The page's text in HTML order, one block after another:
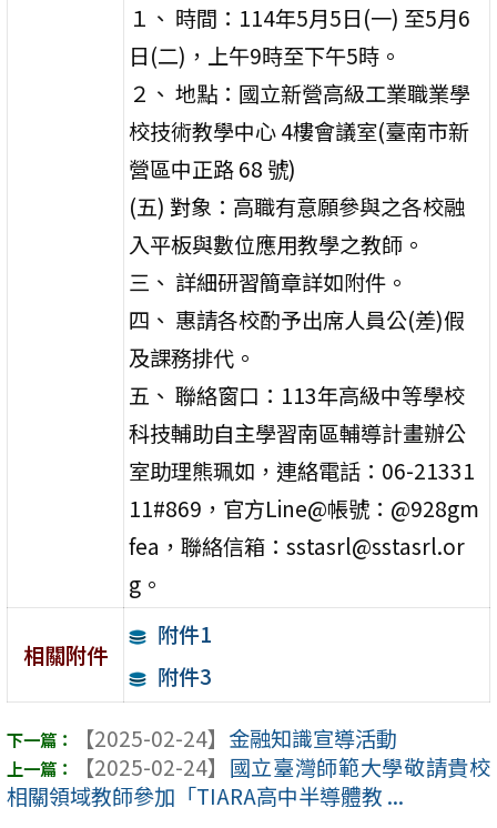
１、 時間：114年5月5日(一) 至5月6
日(二)，上午9時至下午5時。
２、 地點：國立新營高級工業職業學
校技術教學中心 4樓會議室(臺南市新
營區中正路 68 號)
(五) 對象：高職有意願參與之各校融
入平板與數位應用教學之教師。
三、 詳細研習簡章詳如附件。
四、 惠請各校酌予出席人員公(差)假
及課務排代。
五、 聯絡窗口：113年高級中等學校
科技輔助自主學習南區輔導計畫辦公
室助理熊珮如，連絡電話：06-21331
11#869，官方Line@帳號：@928gm
fea，聯絡信箱：sstasrl@sstasrl.or
g。
相關附件
附件1
附件3
【2025-02-24】 金融知識宣導活動
【2025-02-24】 國立臺灣師範大學敬請貴校
相關領域教師參加「TIARA高中半導體教 ...